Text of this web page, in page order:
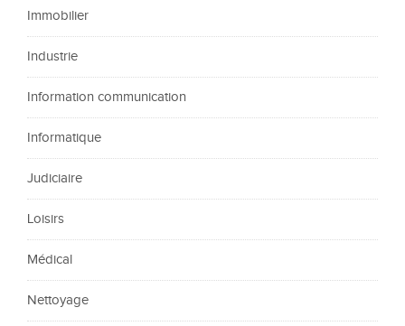
Immobilier
Industrie
Information communication
Informatique
Judiciaire
Loisirs
Médical
Nettoyage